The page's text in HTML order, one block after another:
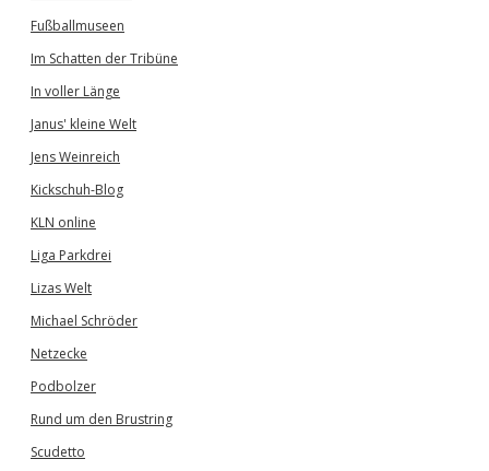
Fußballmuseen
Im Schatten der Tribüne
In voller Länge
Janus' kleine Welt
Jens Weinreich
Kickschuh-Blog
KLN online
Liga Parkdrei
Lizas Welt
Michael Schröder
Netzecke
Podbolzer
Rund um den Brustring
Scudetto